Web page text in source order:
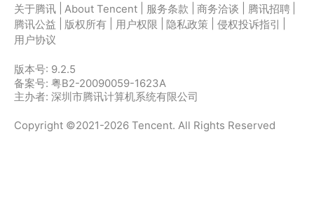
关于腾讯 About Tencent 服务条款 商务洽谈 腾讯招聘
腾讯公益
版权所有 用户权限 隐私政策 侵权投诉指引
用户协议
版本号: 9.2.5
备案号: 粤B2-20090059-1623A
主办者: 深圳市腾讯计算机系统有限公司
Copyright ©2021-2026 Tencent. All Rights Reserved